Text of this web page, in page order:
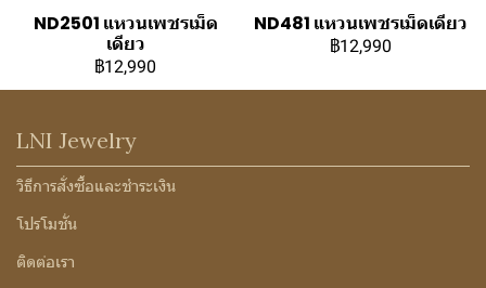
ND2501 แหวนเพชรเม็ด
เดียว
฿12,990
ND481 แหวนเพชรเม็ดเดียว
฿12,990
LNI Jewelry
วิธีการสั่งซื้อและชำระเงิน
โปรโมชั่น
ติดต่อเรา